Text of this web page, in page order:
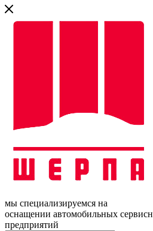
мы специализируемся на
оснащении автомобильных
предприятий